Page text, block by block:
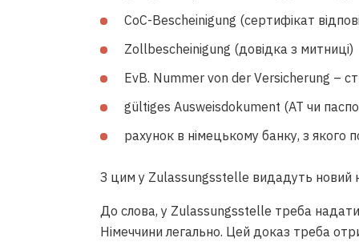
CoC-Bescheinigung (сертифікат
Zollbescheinigung (довідка з митниці)
EvB. Nummer von der Versicherung –
gültiges Ausweisdokument (AT чи
рахунок в німецькому банку, з якого
З цим у Zulassungsstelle видадуть новий
До слова, у Zulassungsstelle треба
Німеччини легально. Цей доказ треба